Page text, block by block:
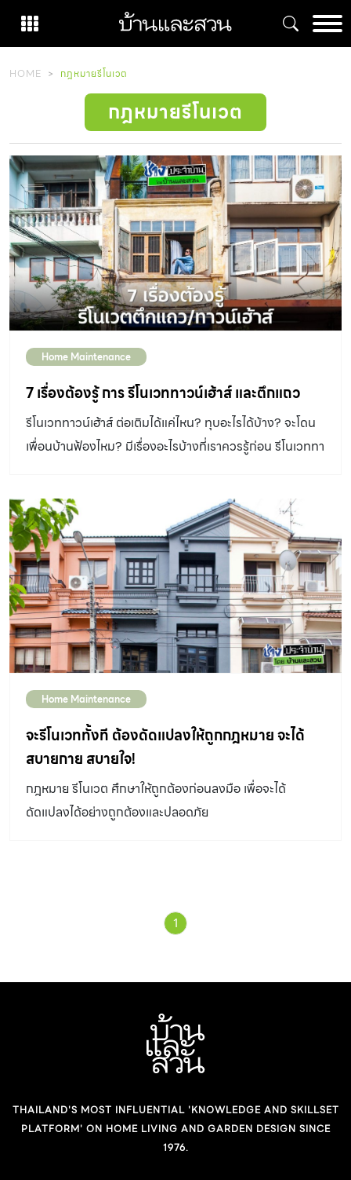
content
HOME กฎหมายรีโนเวต
กฎหมายรีโนเวต
Home Maintenance
7 เรื่องต้องรู้ การ รีโนเวททาวน์เฮ้าส์ และตึกแถว
รีโนเวททาวน์เฮ้าส์ ต่อเติมได้แค่ไหน? ทุบอะไรได้บ้าง? จะโดน
เพื่อนบ้านฟ้องไหม? มีเรื่องอะไรบ้างที่เราควรรู้ก่อน รีโนเวททา
Home Maintenance
จะรีโนเวททั้งที ต้องดัดแปลงให้ถูกกฎหมาย จะได้
สบายกาย สบายใจ!
กฎหมาย รีโนเวต ศึกษาให้ถูกต้องก่อนลงมือ เพื่อจะได้
ดัดแปลงได้อย่างถูกต้องและปลอดภัย
1
THAILAND'S MOST INFLUENTIAL 'KNOWLEDGE AND SKILLSET
PLATFORM' ON HOME LIVING AND GARDEN DESIGN SINCE
1976.